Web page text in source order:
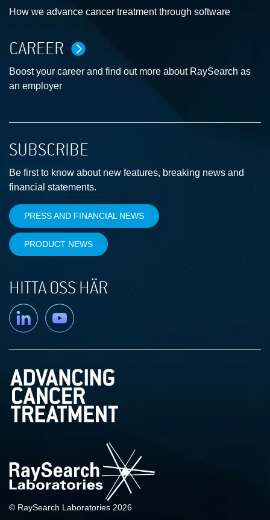
How we advance cancer treatment through software
CAREER
Boost your career and find out more about RaySearch as
an employer
SUBSCRIBE
Be first to know about new features, breaking news and
financial statements.
PRESS AND FINANCIAL NEWS
PRODUCT NEWS
HITTA OSS HÄR
Linkedin YouTube
© RaySearch Laboratories 2026